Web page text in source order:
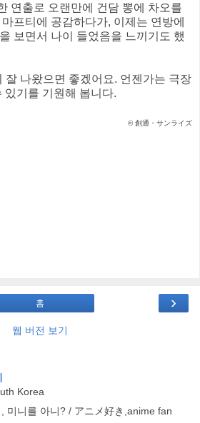
연출로 오랜만에 건담 뽕에 차오를
프티에 공감하다가, 이제는 연방에
보면서 나이 들었음을 느끼기도 했
잘 나왔으면 좋겠어요. 언젠가는 극장
있기를 기원해 봅니다.
© 創通・サンライズ
›
홈
웹 버전 보기
Korea
미니를 아니? / アニメ好き,anime fan